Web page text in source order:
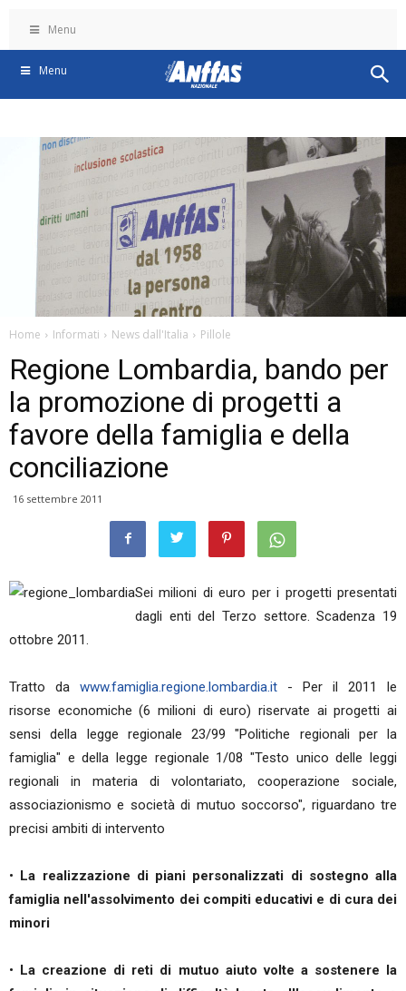
Menu
Menu
Home Informati News dall'Italia Pillole
Regione Lombardia, bando per
la promozione di progetti a
favore della famiglia e della
conciliazione
16 settembre 2011
Sei milioni di euro per i progetti presentati
dagli enti del Terzo settore. Scadenza 19
ottobre 2011.
Tratto da www.famiglia.regione.lombardia.it - Per il 2011 le
risorse economiche (6 milioni di euro) riservate ai progetti ai
sensi della legge regionale 23/99 "Politiche regionali per la
famiglia" e della legge regionale 1/08 "Testo unico delle leggi
regionali in materia di volontariato, cooperazione sociale,
associazionismo e società di mutuo soccorso", riguardano tre
precisi ambiti di intervento
• La realizzazione di piani personalizzati di sostegno alla
famiglia nell'assolvimento dei compiti educativi e di cura dei
minori
• La creazione di reti di mutuo aiuto volte a sostenere la